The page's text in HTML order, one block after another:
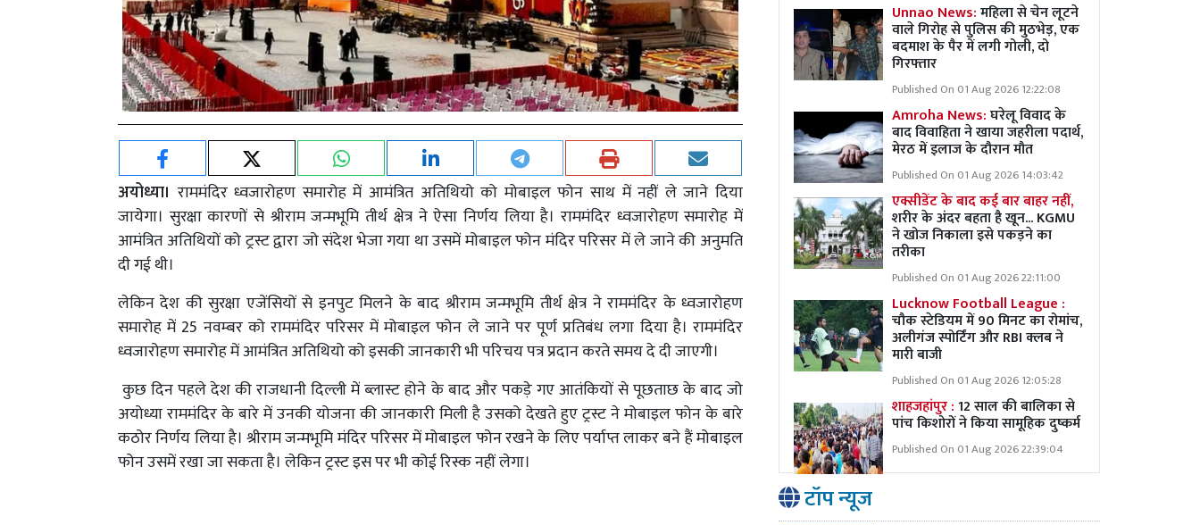
अयोध्या। राममंदिर ध्वजारोहण समारोह में आमंत्रित अतिथियो को मोबाइल फोन साथ में नहीं ले जाने दिया
जायेगा। सुरक्षा कारणों से श्रीराम जन्मभूमि तीर्थ क्षेत्र ने ऐसा निर्णय लिया है। राममंदिर ध्वजारोहण समारोह में
आमंत्रित अतिथियों को ट्रस्ट द्वारा जो संदेश भेजा गया था उसमें मोबाइल फोन मंदिर परिसर में ले जाने की अनुमति
दी गई थी।
लेकिन देश की सुरक्षा एजेंसियों से इनपुट मिलने के बाद श्रीराम जन्मभूमि तीर्थ क्षेत्र ने राममंदिर के ध्वजारोहण
समारोह में 25 नवम्बर को राममंदिर परिसर में मोबाइल फोन ले जाने पर पूर्ण प्रतिबंध लगा दिया है। राममंदिर
ध्वजारोहण समारोह में आमंत्रित अतिथियो को इसकी जानकारी भी परिचय पत्र प्रदान करते समय दे दी जाएगी।
कुछ दिन पहले देश की राजधानी दिल्ली में ब्लास्ट होने के बाद और पकड़े गए आतंकियों से पूछताछ के बाद जो
अयोध्या राममंदिर के बारे में उनकी योजना की जानकारी मिली है उसको देखते हुए ट्रस्ट ने मोबाइल फोन के बारे
कठोर निर्णय लिया है। श्रीराम जन्मभूमि मंदिर परिसर में मोबाइल फोन रखने के लिए पर्याप्त लाकर बने हैं मोबाइल
फोन उसमें रखा जा सकता है। लेकिन ट्रस्ट इस पर भी कोई रिस्क नहीं लेगा।
Unnao News:महिला से चेन लूटने
वाले गिरोह से पुलिस की मुठभेड़, एक
बदमाश के पैर में लगी गोली, दो
गिरफ्तार
Published On 01 Aug 2026 12:22:08
Amroha News:घरेलू विवाद के
बाद विवाहिता ने खाया जहरीला पदार्थ,
मेरठ में इलाज के दौरान मौत
Published On 01 Aug 2026 14:03:42
एक्सीडेंट के बाद कई बार बाहर नहीं,
शरीर के अंदर बहता है खून... KGMU
ने खोज निकाला इसे पकड़ने का
तरीका
Published On 01 Aug 2026 22:11:00
Lucknow Football League :
चौक स्टेडियम में 90 मिनट का रोमांच,
अलीगंज स्पोर्टिंग और RBI क्लब ने
मारी बाजी
Published On 01 Aug 2026 12:05:28
शाहजहांपुर :12 साल की बालिका से
पांच किशोरों ने किया सामूहिक दुष्कर्म
Published On 01 Aug 2026 22:39:04
टॉप न्यूज